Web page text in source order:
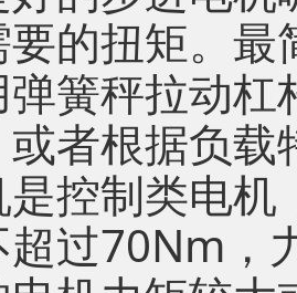
的扭矩。
簧秤拉动
者根据负
控制类电
过70Nm，